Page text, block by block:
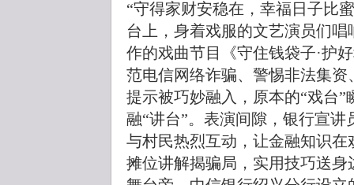
“守得家财安稳在，幸福日子比
台上，身着戏服的文艺演员们
作的戏曲节目《守住钱袋子·护
范电信网络诈骗、警惕非法集
提示被巧妙融入，原本的“戏台
融“讲台”。表演间隙，银行宣
与村民热烈互动，让金融知识
摊位讲解揭骗局，实用技巧送身